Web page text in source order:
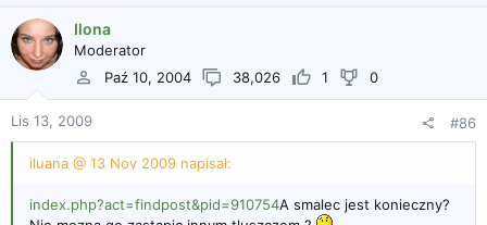
Ilona
Moderator
Paź 10, 2004
38,026 1 0
Lis 13, 2009 #86
iluana @ 13 Nov 2009 napisał:
index.php?act=findpost&pid=910754A smalec jest konieczny?